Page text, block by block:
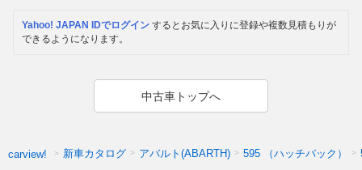
Yahoo! JAPAN IDでログイン するとお気に入りに登録や複数見積もりが
できるようになります。
中古車トップへ
carview! 新車カタログ アバルト(ABARTH) 595 （ハッチバック）